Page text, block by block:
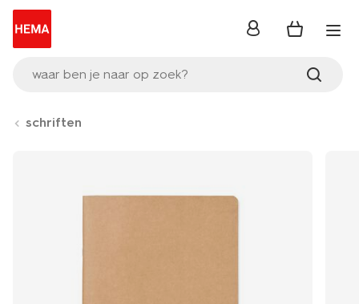
waar ben je naar op zoek?
inloggen
schriften